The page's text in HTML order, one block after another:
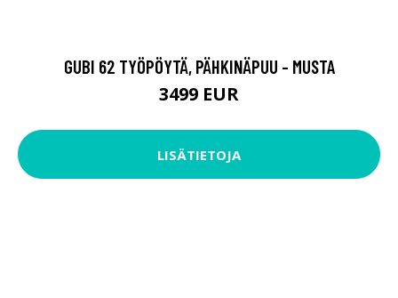
GUBI 62 TYÖPÖYTÄ, PÄHKINÄPUU - MUSTA
3499 EUR
LISÄTIETOJA